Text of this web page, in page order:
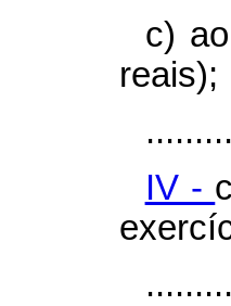
c)
reais);
IV -